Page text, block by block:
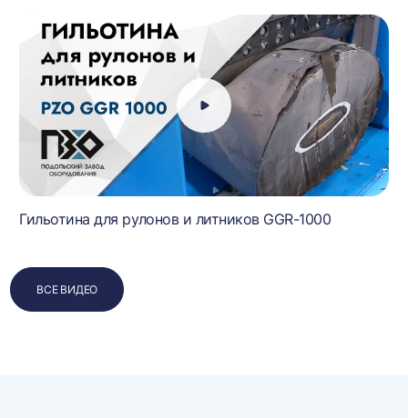
Гильотина для рулонов и литников GGR-1000
ВСЕ ВИДЕО